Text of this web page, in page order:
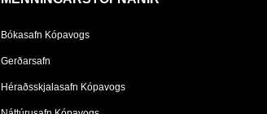
Bókasafn Kópavogs
Gerðarsafn
Héraðsskjalasafn Kópavogs